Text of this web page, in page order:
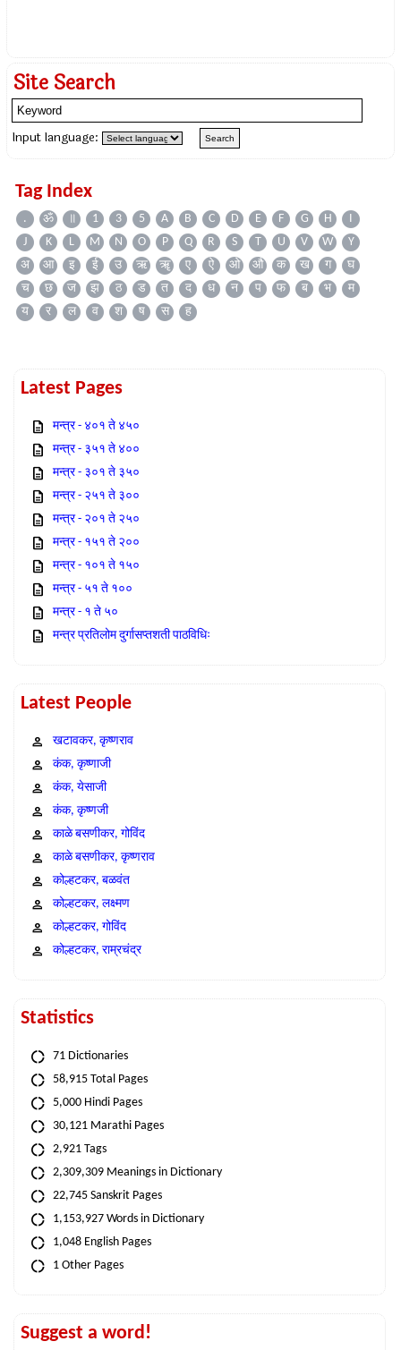
Site Search
Input language:
Tag Index
. ॐ ॥ 1 3 5 A B C D E F G H
I
J
K L M N O P Q R S T U V W
Y
अ
आ इ ई उ ऋ ॠ ए ऐ ओ औ क ख ग
घ
च
छ ज झ ठ ड त द ध न प फ ब भ
म
य
र ल व श ष स ह
Latest Pages
मन्त्र - ४०१ ते ४५०
मन्त्र - ३५१ ते ४००
मन्त्र - ३०१ ते ३५०
मन्त्र - २५१ ते ३००
मन्त्र - २०१ ते २५०
मन्त्र - १५१ ते २००
मन्त्र - १०१ ते १५०
मन्त्र - ५१ ते १००
मन्त्र - १ ते ५०
मन्त्र प्रतिलोम दुर्गासप्तशती पाठविधिः
Latest People
खटावकर, कृष्णराव
कंक, कृष्णाजी
कंक, येसाजी
कंक, कृष्णजी
काळे बसणीकर, गोविंद
काळे बसणीकर, कृष्णराव
कोल्हटकर, बळवंत
कोल्हटकर, लक्ष्मण
कोल्हटकर, गोविंद
कोल्हटकर, राम्रचंद्र
Statistics
71 Dictionaries
58,915 Total Pages
5,000 Hindi Pages
30,121 Marathi Pages
2,921 Tags
2,309,309 Meanings in Dictionary
22,745 Sanskrit Pages
1,153,927 Words in Dictionary
1,048 English Pages
1 Other Pages
Suggest a word!